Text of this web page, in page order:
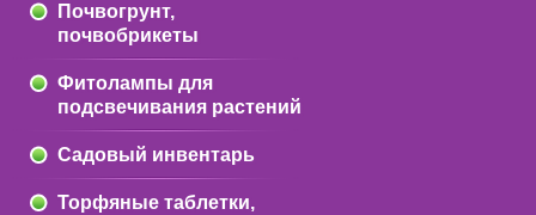
Почвогрунт,
почвобрикеты
Фитолампы для
подсвечивания растений
Садовый инвентарь
Торфяные таблетки,